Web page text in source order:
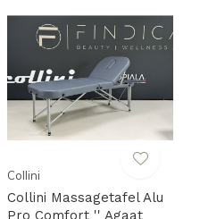
Collini
Collini Massagetafel Alu
Pro Comfort '' Agaat